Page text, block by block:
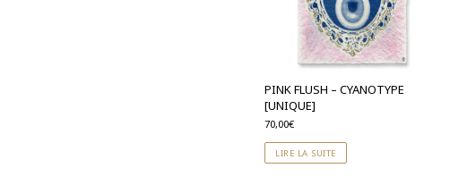
PINK FLUSH – CYANOTYPE
[UNIQUE]
70,00€
LIRE LA SUITE